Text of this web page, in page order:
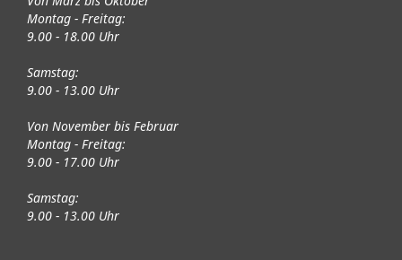
Montag - Freitag:
9.00 - 18.00 Uhr
Samstag:
9.00 - 13.00 Uhr
Von November bis Februar
Montag - Freitag:
9.00 - 17.00 Uhr
Samstag:
9.00 - 13.00 Uhr